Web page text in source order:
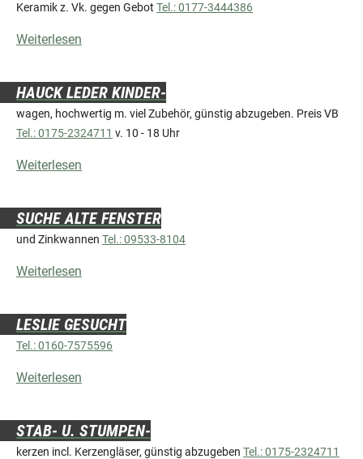
Keramik z. Vk. gegen Gebot Tel.: 0177-3444386
Weiterlesen
HAUCK LEDER KINDER-
wagen, hochwertig m. viel Zubehör, günstig abzugeben. Preis VB
Tel.: 0175-2324711 v. 10 - 18 Uhr
Weiterlesen
SUCHE ALTE FENSTER
und Zinkwannen Tel.: 09533-8104
Weiterlesen
LESLIE GESUCHT
Tel.: 0160-7575596
Weiterlesen
STAB- U. STUMPEN-
kerzen incl. Kerzengläser, günstig abzugeben Tel.: 0175-2324711